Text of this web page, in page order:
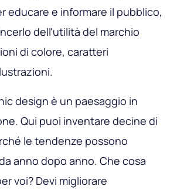
educare e informare il pubblico,
dell'utilità del marchio
di colore, caratteri
design è un paesaggio in
Qui puoi inventare decine di
le tendenze possono
anno dopo anno. Che cosa
voi? Devi migliorare